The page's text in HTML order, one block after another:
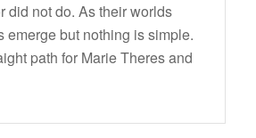
did not do. As their worlds
emerge but nothing is simple.
path for Marie Theres and